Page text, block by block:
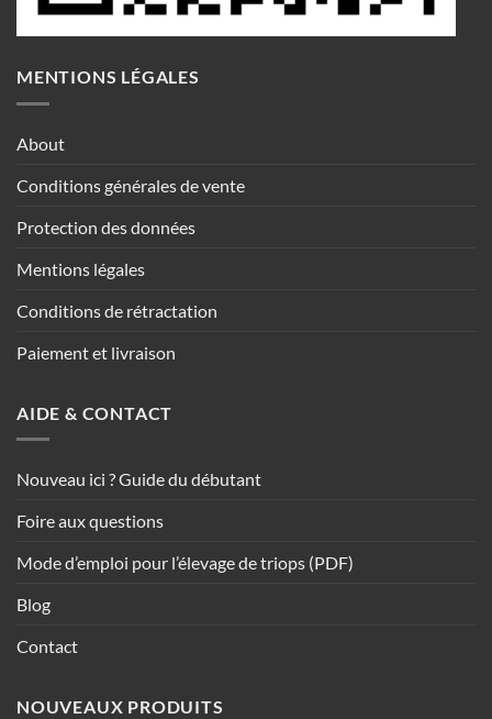
MENTIONS LÉGALES
About
Conditions générales de vente
Protection des données
Mentions légales
Conditions de rétractation
Paiement et livraison
AIDE & CONTACT
Nouveau ici ? Guide du débutant
Foire aux questions
Mode d’emploi pour l’élevage de triops (PDF)
Blog
Contact
NOUVEAUX PRODUITS